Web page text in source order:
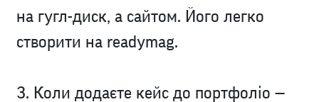
на гугл-диск, а сайтом. Його легко
створити на readymag.
3. Коли додаєте кейс до портфоліо —